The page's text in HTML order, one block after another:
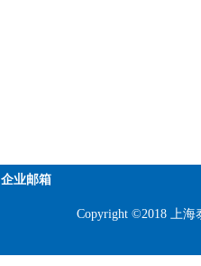
Copyright ©2018 上
企业邮箱